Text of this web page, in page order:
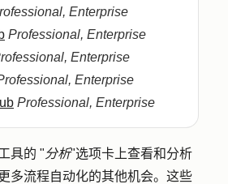
Enterprise
Professional, Enterprise
Enterprise
Enterprise
Professional, Enterprise
具的 "分析"选项卡上查看和分析
多流程自动化的其他机会。这些